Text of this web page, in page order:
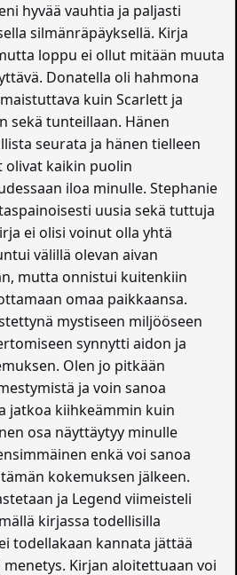
hyvää vauhtia ja paljasti
silmänräpäyksellä. Kirja
loppu ei ollut mitään muuta
Donatella oli hahmona
kuin Scarlett ja
sekä tunteillaan. Hänen
seurata ja hänen tielleen
olivat kaikin puolin
iloa minulle. Stephanie
uusia sekä tuttuja
ei olisi voinut olla yhtä
välillä olevan aivan
mutta onnistui kuitenkiin
omaa paikkaansa.
mystiseen miljööseen
synnytti aidon ja
Olen jo pitkään
ja voin sanoa
jatkoa kiihkeämmin kuin
osa näyttäytyy minulle
enkä voi sanoa
kokemuksen jälkeen.
ja Legend viimeisteli
kirjassa todellisilla
todellakaan kannata jättää
Kirjan aloitettuaan voi